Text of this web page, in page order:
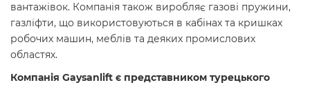
вантажівок. Компанія також виробляє газові пружини,
газліфти, що використовуються в кабінах та кришках
робочих машин, меблів та деяких промислових
областях.
Компанія Gaysanlift є представником турецького